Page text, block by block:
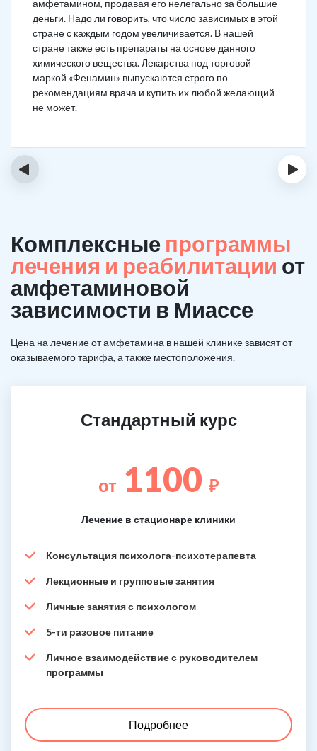
амфетамином, продавая его нелегально за большие
деньги. Надо ли говорить, что число зависимых в этой
стране с каждым годом увеличивается. В нашей
стране также есть препараты на основе данного
химического вещества. Лекарства под торговой
маркой «Фенамин» выпускаются строго по
рекомендациям врача и купить их любой желающий
не может.
‹ ›
Комплексные программы
лечения и реабилитации от
амфетаминовой
зависимости в Миассе
Цена на лечение от амфетамина в нашей клинике зависят от
оказываемого тарифа, а также местоположения.
Стандартный курс
от 1100 ₽
Лечение в стационаре клиники
Консультация психолога-психотерапевта
Лекционные и групповые занятия
Личные занятия с психологом
5-ти разовое питание
Личное взаимодействие с руководителем
программы
Подробнее